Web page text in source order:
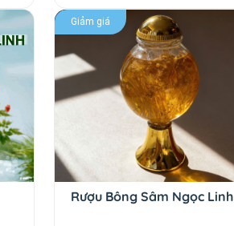
Giảm giá
Rượu Bông Sâm Ngọc Linh